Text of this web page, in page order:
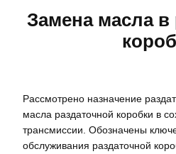
Замена масла в
Рассмотрено назначение
масла раздаточной коробки в
трансмиссии. Обозначены
обслуживания раздаточной